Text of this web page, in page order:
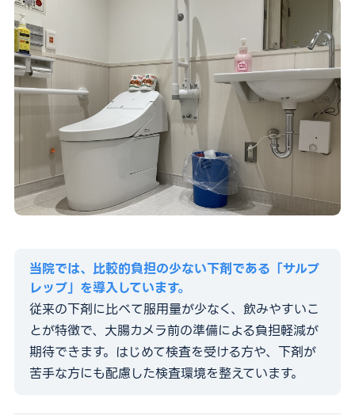
当院では、比較的負担の少ない下剤である「サルプ
レップ」を導入しています。
従来の下剤に比べて服用量が少なく、飲みやすいこ
とが特徴で、大腸カメラ前の準備による負担軽減が
期待できます。はじめて検査を受ける方や、下剤が
苦手な方にも配慮した検査環境を整えています。